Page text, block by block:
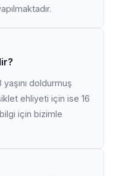
yaşını doldurmuş
ehliyeti için ise 16
için bizimle